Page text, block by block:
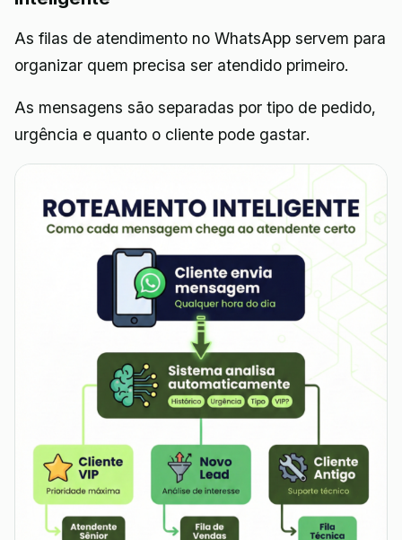
As filas de atendimento no WhatsApp servem para
organizar quem precisa ser atendido primeiro.
As mensagens são separadas por tipo de pedido,
urgência e quanto o cliente pode gastar.